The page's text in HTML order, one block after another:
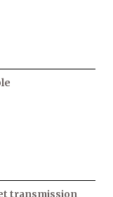
transmission